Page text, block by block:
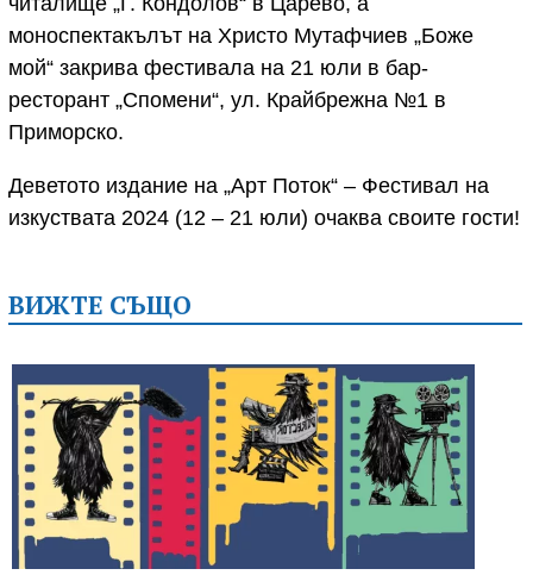
моноспектакълът на Христо Мутафчиев „Боже
мой“ закрива фестивала на 21 юли в бар-
ресторант „Спомени“, ул. Крайбрежна №1 в
Приморско.
Деветото издание на „Арт Поток“ – Фестивал на
изкуствата 2024 (12 – 21 юли) очаква своите гости!
ВИЖТЕ СЪЩО